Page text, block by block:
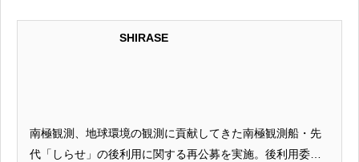
SHIRASE
南極観測、地球環境の観測に貢献してきた南極観測船・先
代「しらせ」の後利用に関する再公募を実施。後利用委員